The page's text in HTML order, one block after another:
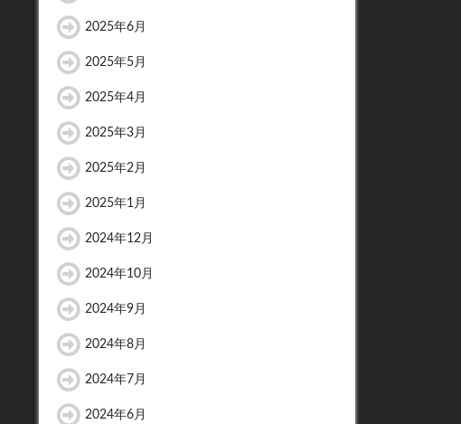
2025年6月
2025年5月
2025年4月
2025年3月
2025年2月
2025年1月
2024年12月
2024年10月
2024年9月
2024年8月
2024年7月
2024年6月